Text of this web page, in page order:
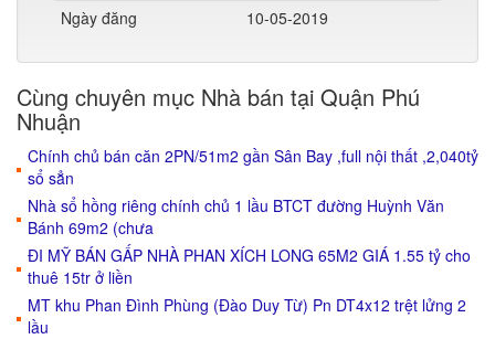
Ngày đăng
10-05-2019
Cùng chuyên mục Nhà bán tại Quận Phú
Nhuận
Chính chủ bán căn 2PN/51m2 gần Sân Bay ,full nội thất ,2,040tỷ
sổ sẳn
Nhà sổ hồng riêng chính chủ 1 lầu BTCT đường Huỳnh Văn
Bánh 69m2 (chưa
ĐI MỸ BÁN GẤP NHÀ PHAN XÍCH LONG 65M2 GIÁ 1.55 tỷ cho
thuê 15tr ở liền
MT khu Phan Đình Phùng (Đào Duy Từ) Pn DT4x12 trệt lửng 2
lầu